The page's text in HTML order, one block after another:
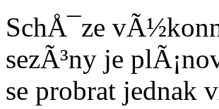
SchÅ¯ze
sezÃ³ny je
se probrat jednak